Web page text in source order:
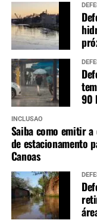
90
INCLUSÃO
Saiba como emitir
de estacionamento
Canoas